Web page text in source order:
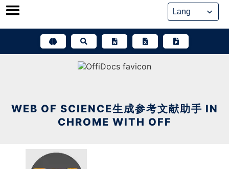
Skip
WEB OF SCIENCE生成参考文献助手 IN
CHROME WITH OFF